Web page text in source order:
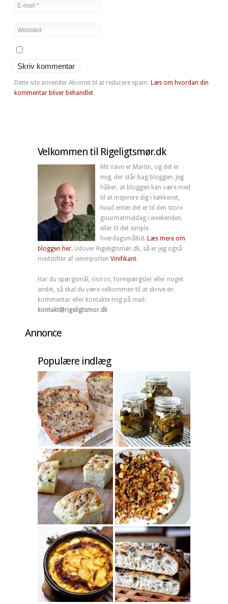
Dette site anvender Akismet til at reducere spam. Læs om hvordan din
kommentar bliver behandlet.
Velkommen til Rigeligtsmør.dk
Mit navn er Martin, og det er
mig, der står bag bloggen. Jeg
håber, at bloggen kan være med
til at inspirere dig i køkkenet,
hvad enten det er til den store
gourmetmiddag i weekenden,
eller til det simple
hverdagsmåltid. Læs mere om
bloggen her. Udover Rigeligtsmør.dk, så er jeg også
medstifter af vinimporten Vinifikant.
Har du spørgsmål, ris/ros, forespørgsler eller noget
andet, så skal du være velkommen til at skrive en
kommentar eller kontakte mig på mail:
kontakt@rigeligtsmor.dk
Annonce
Populære indlæg